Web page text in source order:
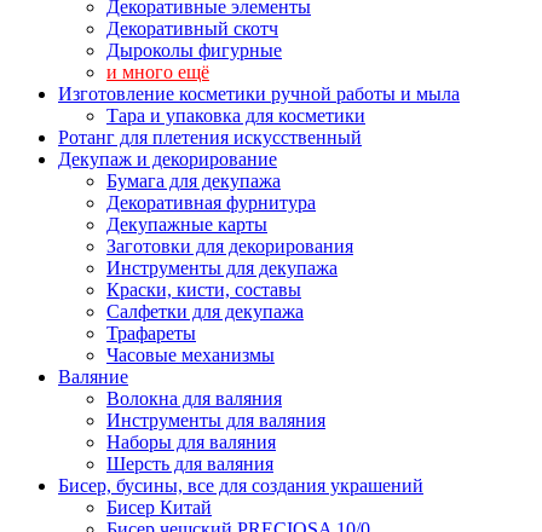
Декоративные элементы
Декоративный скотч
Дыроколы фигурные
и много ещё
Изготовление косметики ручной работы и мыла
Тара и упаковка для косметики
Ротанг для плетения искусственный
Декупаж и декорирование
Бумага для декупажа
Декоративная фурнитура
Декупажные карты
Заготовки для декорирования
Инструменты для декупажа
Краски, кисти, составы
Салфетки для декупажа
Трафареты
Часовые механизмы
Валяние
Волокна для валяния
Инструменты для валяния
Наборы для валяния
Шерсть для валяния
Бисер, бусины, все для создания украшений
Бисер Китай